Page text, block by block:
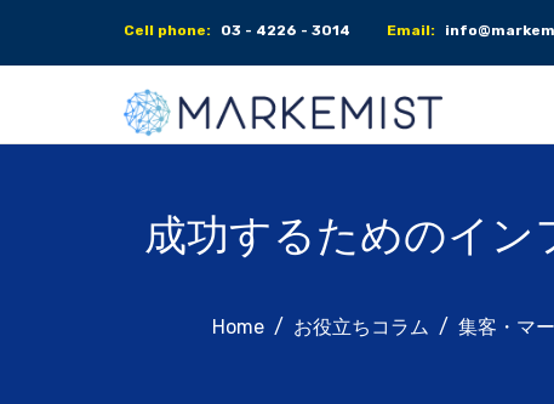
Cell phone: 03 - 4226 - 3014 Email:
成功するためのイン
Home お役立ちコラム 集客・マ